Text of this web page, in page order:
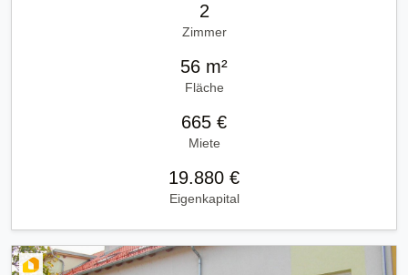
2
Zimmer
56 m²
Fläche
665 €
Miete
19.880 €
Eigenkapital